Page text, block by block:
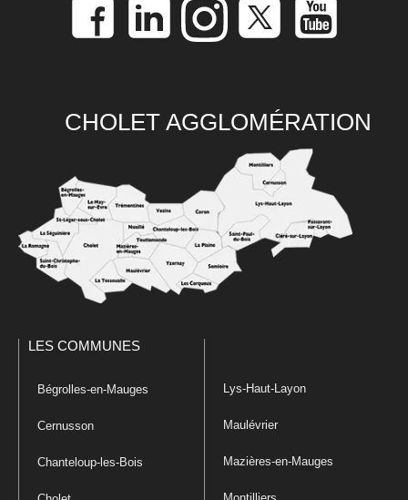
CHOLET AGGLOMÉRATION
LES COMMUNES
Bégrolles-en-Mauges
Cernusson
Chanteloup-les-Bois
Lys-Haut-Layon
Maulévrier
Mazières-en-Mauges